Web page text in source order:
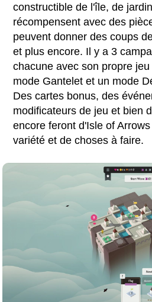
constructible de l'île, de
récompensent avec des
peuvent donner des coups
et plus encore. Il y a 3
chacune avec son propre
mode Gantelet et un mode
Des cartes bonus, des
modificateurs de jeu et bien
encore feront d'Isle of
variété et de choses à faire.